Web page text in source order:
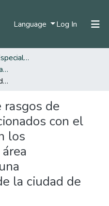
Language Log In (current)
Statistics
Trabajos de Grado Especializaciones
Especialización en Seguridad Social
Caracterización de rasgos de personalidad relacionados con el estrés presente en los colaboradores del área administrativa de una comercializadora de la ciudad de Manizales
rasgos de
con el
los
la ciudad de